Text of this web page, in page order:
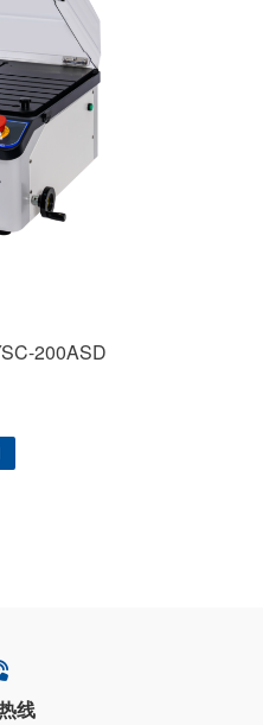
200ASD
线